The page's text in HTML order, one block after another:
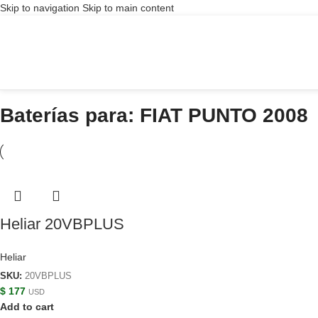
Skip to navigation Skip to main content
Baterías para: FIAT PUNTO 2008
Heliar 20VBPLUS
Heliar
SKU: 20VBPLUS
$ 177 USD
Add to cart